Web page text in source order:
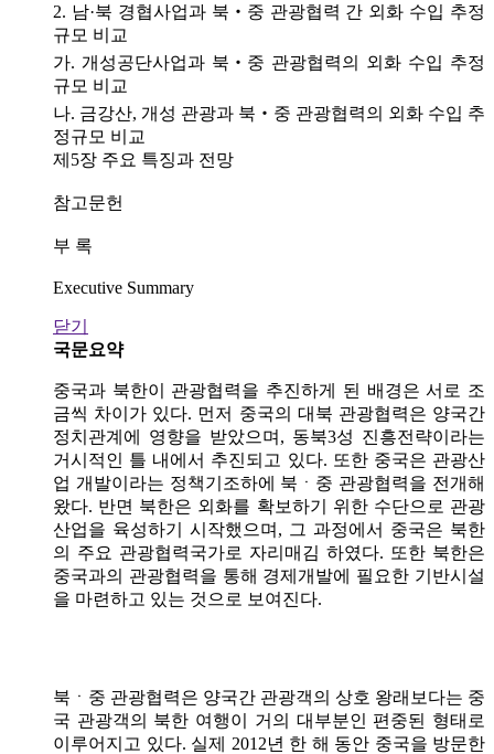
2. 남·북 경협사업과 북‧중 관광협력 간 외화 수입 추정
규모 비교
가. 개성공단사업과 북‧중 관광협력의 외화 수입 추정
규모 비교
나. 금강산, 개성 관광과 북‧중 관광협력의 외화 수입 추
정규모 비교
제5장 주요 특징과 전망
참고문헌
부 록
Executive Summary
닫기
국문요약
중국과 북한이 관광협력을 추진하게 된 배경은 서로 조
금씩 차이가 있다. 먼저 중국의 대북 관광협력은 양국간
정치관계에 영향을 받았으며, 동북3성 진흥전략이라는
거시적인 틀 내에서 추진되고 있다. 또한 중국은 관광산
업 개발이라는 정책기조하에 북ㆍ중 관광협력을 전개해
왔다. 반면 북한은 외화를 확보하기 위한 수단으로 관광
산업을 육성하기 시작했으며, 그 과정에서 중국은 북한
의 주요 관광협력국가로 자리매김 하였다. 또한 북한은
중국과의 관광협력을 통해 경제개발에 필요한 기반시설
을 마련하고 있는 것으로 보여진다.
북ㆍ중 관광협력은 양국간 관광객의 상호 왕래보다는 중
국 관광객의 북한 여행이 거의 대부분인 편중된 형태로
이루어지고 있다. 실제 2012년 한 해 동안 중국을 방문한